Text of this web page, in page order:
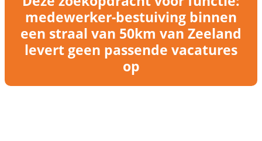
medewerker-bestuiving binnen
een straal van 50km van Zeeland
levert geen passende vacatures
op